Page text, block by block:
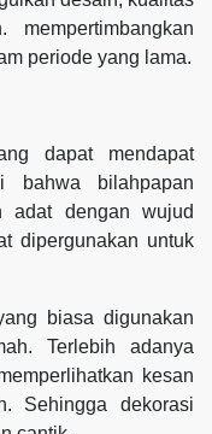
periode yang lama.
dapat mendapat
bahwa bilahpapan
adat dengan wujud
dipergunakan untuk
biasa digunakan
Terlebih adanya
kesan
Sehingga dekorasi